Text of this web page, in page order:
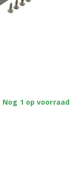
Nog 1 op voorraad